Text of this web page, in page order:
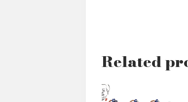
Related